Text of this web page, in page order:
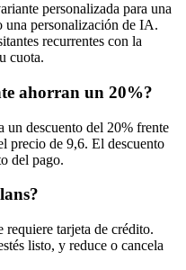
personalizada para una
una personalización de IA.
recurrentes con la
cuota.
ahorran un 20%?
un descuento del 20% frente
precio de 9,6. El descuento
del pago.
tarjeta de crédito.
listo, y reduce o cancela